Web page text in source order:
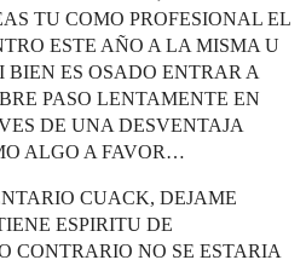
TU COMO PROFESIONAL EL
ESTE AÑO A LA MISMA U
ES OSADO ENTRAR A
PASO LENTAMENTE EN
DE UNA DESVENTAJA
ALGO A FAVOR…
CUACK, DEJAME
ESPIRITU DE
CONTRARIO NO SE ESTARIA